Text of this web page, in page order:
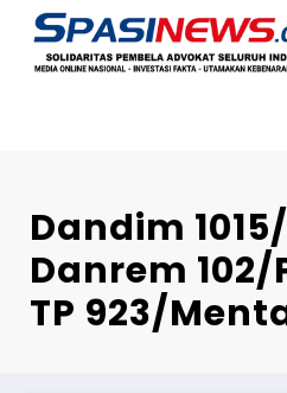
Dandim
Danrem
TP 923/